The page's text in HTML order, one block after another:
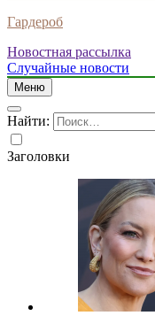
Гардероб
Новостная рассылка
Случайные новости
Меню
Найти:
Заголовки